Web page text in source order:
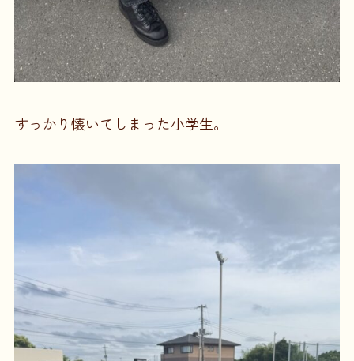
すっかり懐いてしまった小学生。